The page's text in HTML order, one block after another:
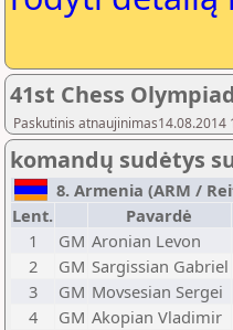
41st Chess
Paskutinis
komandų sudėtys
8. Armenia (ARM /
Lent.
Pavardė
1
GM Aronian Levon
2
GM Sargissian Gabriel
3
GM Movsesian Sergei
4
GM Akopian Vladimir